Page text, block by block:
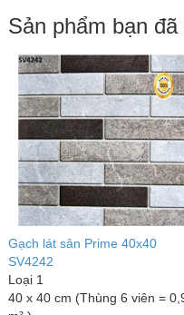
Sản phẩm bạn đã
Gạch lát sân Prime 40x40
SV4242
Loại 1
40 x 40 cm (Thùng 6 viên =